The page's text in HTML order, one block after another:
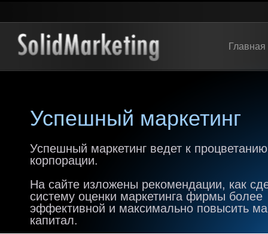
Главная
Успешный маркетинг
Успешный маркетинг ведет к процветанию
корпорации.
На сайте изложены рекомендации, как
систему оценки маркетинга фирмы более
эффективной и максимально повысить
капитал.